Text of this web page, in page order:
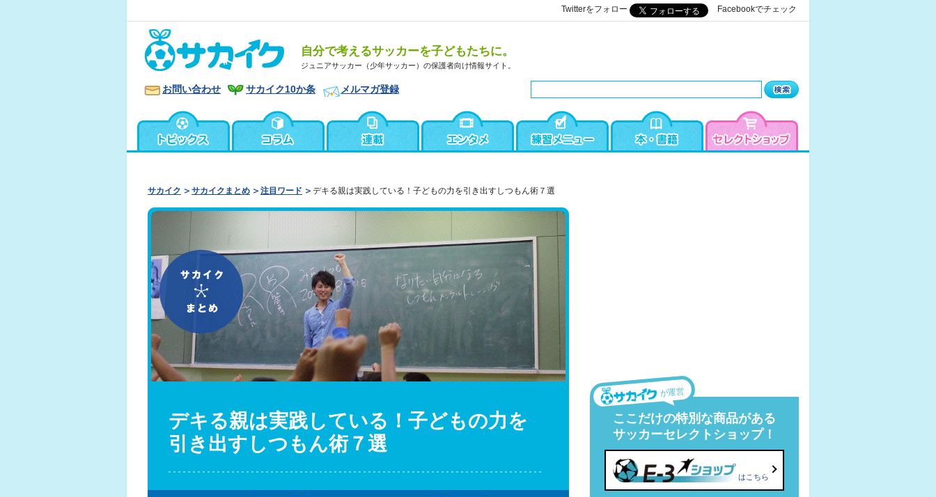
Twitterをフォロー Facebookでチェック
自分で考えるサッカーを子どもたちに。
ジュニアサッカー（少年サッカー）の保護者向け情報サイト。
お問い合わせ サカイク10か条 メルマガ登録
サカイク サカイクまとめ 注目ワード デキる親は実践している！子どもの力を引き出すしつもん術７選
デキる親は実践している！子どもの力を
引き出すしつもん術７選
が運営
ここだけの特別な商品がある
サッカーセレクトショップ！
はこちら